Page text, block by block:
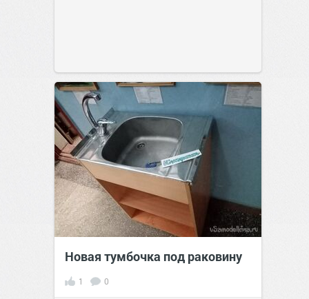
Новая тумбочка под раковину
1 0